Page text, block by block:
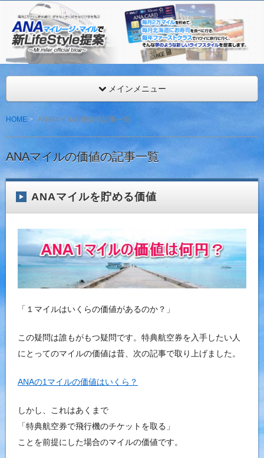
ANAマイレージ・マイルで新LifeStyle提案
ANAマイレージを年間最低216,000マイル獲得するMr.マイラー
見。
メインメニュー
HOME ANAマイルの価値の記事一覧
ANAマイルの価値の記事一覧
ANAマイルを貯める価値
「１マイルはいくらの価値があるのか？」
この疑問は誰もがもつ疑問です。特典航空券を入手したい人
にとってのマイルの価値は昔、次の記事で取り上げました。
ANAの1マイルの価値はいくら？
しかし、これはあくまで
「特典航空券で飛行機のチケットを取る」
ことを前提にした場合のマイルの価値です。